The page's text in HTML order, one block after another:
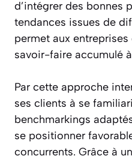
d’intégrer des bonnes
tendances issues de
permet aux entreprises
savoir-faire accumulé
Par cette approche
ses clients à se
benchmarkings
se positionner
concurrents. Grâce à